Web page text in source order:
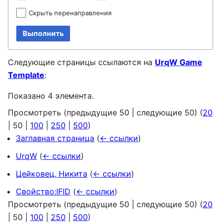
Скрыть перенаправления
Выполнить
Следующие страницы ссылаются на UrqW Game
Template:
Показано 4 элемента.
Просмотреть (предыдущие 50 следующие 50) (20
50 100 250 500)
Заглавная страница (← ссылки)
UrqW (← ссылки)
Цейковец, Никита (← ссылки)
Свойство:IFID (← ссылки)
Просмотреть (предыдущие 50 следующие 50) (20
50 100 250 500)